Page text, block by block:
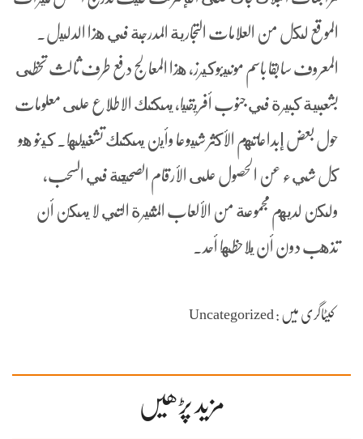
الموقع لكل من العلامات التجارية المدرجة في هذا الدليل.
المعروف سابقا باسم مونيبوكيرز, هذا المعالج دفع طرف ثالث تحظى
بشعبية كبيرة في جنوب أفريقيا، يمكنك الاطلاع على معلومات
حول بعض إبداعاتهم الأكثر شيوعا وأين يمكنك تشغيلها. كينو هو
كل شيء عن الحصول على الأرقام الصحيحة في السحب،
ولكن لديهم مجموعة من الألعاب المثيرة التي لا يمكن أن
تذهب دون أن يلاحظها أحد.
کیٹاگری میں : Uncategorized
مزید پڑھیں